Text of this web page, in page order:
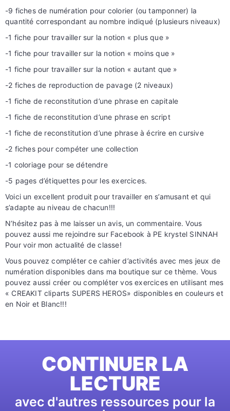
-9 fiches de numération pour colorier (ou tamponner) la
quantité correspondant au nombre indiqué (plusieurs niveaux)
-1 fiche pour travailler sur la notion « plus que »
-1 fiche pour travailler sur la notion « moins que »
-1 fiche pour travailler sur la notion « autant que »
-2 fiches de reproduction de pavage (2 niveaux)
-1 fiche de reconstitution d’une phrase en capitale
-1 fiche de reconstitution d’une phrase en script
-1 fiche de reconstitution d’une phrase à écrire en cursive
-2 fiches pour compéter une collection
-1 coloriage pour se détendre
-5 pages d’étiquettes pour les exercices.
Voici un excellent produit pour travailler en s’amusant et qui
s’adapte au niveau de chacun!!!
N’hésitez pas à me laisser un avis, un commentaire. Vous
pouvez aussi me rejoindre sur Facebook à PE krystel SINNAH
Pour voir mon actualité de classe!
Vous pouvez compléter ce cahier d’activités avec mes jeux de
numération disponibles dans ma boutique sur ce thème. Vous
pouvez aussi créer ou compléter vos exercices en utilisant mes
« CREAKIT cliparts SUPERS HEROS» disponibles en couleurs et
en Noir et Blanc!!!
CONTINUER LA
LECTURE
avec d'autres ressources pour la